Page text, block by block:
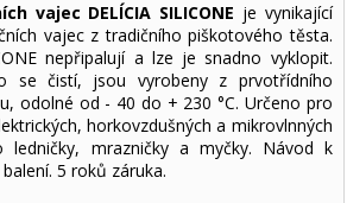
vajec DELÍCIA SILICONE je vynikající
vajec z tradičního piškotového těsta.
nepřipalují a lze je snadno vyklopit.
se čistí, jsou vyrobeny z prvotřídního
odolné od - 40 do + 230 °C. Určeno pro
horkovzdušných a mikrovlnných
ledničky, mrazničky a myčky. Návod k
5 roků záruka.